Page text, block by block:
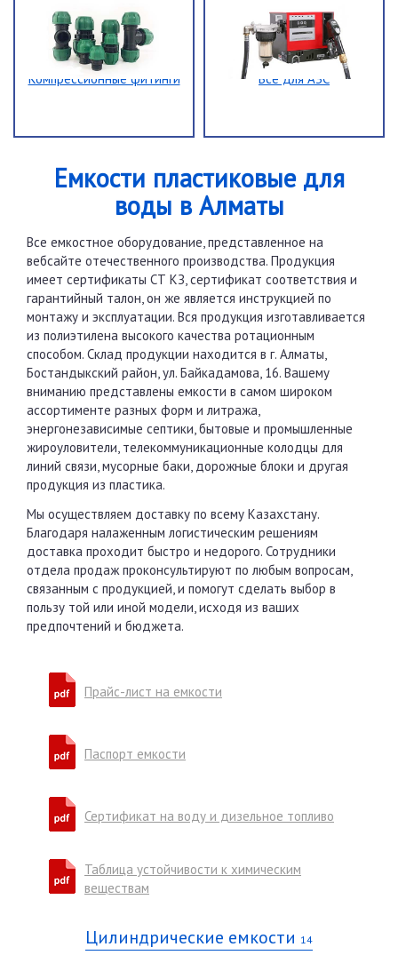
Компрессионные фитинги Все для АЗС
Емкости пластиковые для
воды в Алматы
Все емкостное оборудование, представленное на
вебсайте отечественного производства. Продукция
имеет сертификаты СТ КЗ, сертификат соответствия и
гарантийный талон, он же является инструкцией по
монтажу и эксплуатации. Вся продукция изготавливается
из полиэтилена высокого качества ротационным
способом. Склад продукции находится в г. Алматы,
Бостандыкский район, ул. Байкадамова, 16. Вашему
вниманию представлены емкости в самом широком
ассортименте разных форм и литража,
энергонезависимые септики, бытовые и промышленные
жироуловители, телекоммуникационные колодцы для
линий связи, мусорные баки, дорожные блоки и другая
продукция из пластика.
Мы осуществляем доставку по всему Казахстану.
Благодаря налаженным логистическим решениям
доставка проходит быстро и недорого. Сотрудники
отдела продаж проконсультируют по любым вопросам,
связанным с продукцией, и помогут сделать выбор в
пользу той или иной модели, исходя из ваших
предпочтений и бюджета.
Прайс-лист на емкости
Паспорт емкости
Сертификат на воду и дизельное топливо
Таблица устойчивости к химическим
веществам
Цилиндрические емкости 14